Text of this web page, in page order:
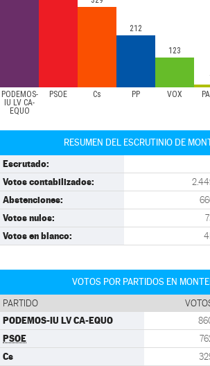
PODEMOS-
IU LV CA-
EQUO
PSOE Cs PP VOX
212
123
RESUMEN DEL ESCRUTINIO DE
Escrutado:
Votos contabilizados:
Abstenciones:
Votos nulos:
Votos en blanco:
VOTOS POR PARTIDOS EN
PARTIDO
PODEMOS-IU LV CA-EQUO
PSOE
Cs